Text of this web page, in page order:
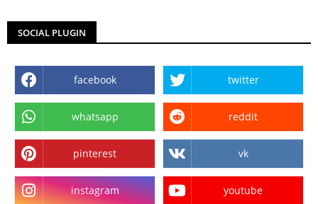
SOCIAL PLUGIN
facebook twitter
whatsapp reddit
pinterest vk
instagram youtube